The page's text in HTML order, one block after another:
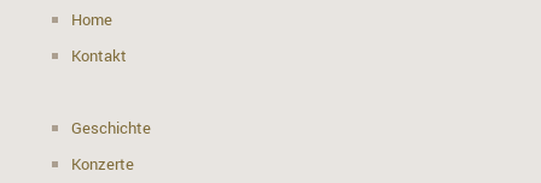
Home
Kontakt
Geschichte
Konzerte